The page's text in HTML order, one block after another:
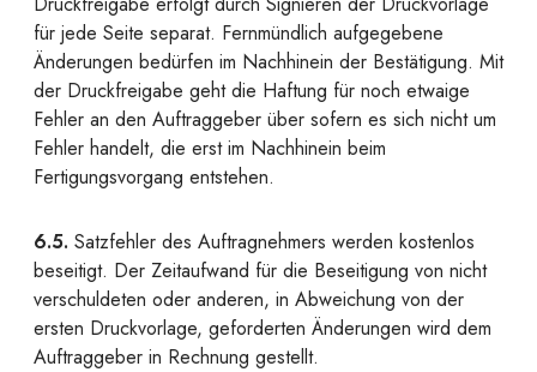
für jede Seite separat. Fernmündlich aufgegebene
Änderungen bedürfen im Nachhinein der Bestätigung. Mit
der Druckfreigabe geht die Haftung für noch etwaige
Fehler an den Auftraggeber über sofern es sich nicht um
Fehler handelt, die erst im Nachhinein beim
Fertigungsvorgang entstehen.
6.5. Satzfehler des Auftragnehmers werden kostenlos
beseitigt. Der Zeitaufwand für die Beseitigung von nicht
verschuldeten oder anderen, in Abweichung von der
ersten Druckvorlage, geforderten Änderungen wird dem
Auftraggeber in Rechnung gestellt.